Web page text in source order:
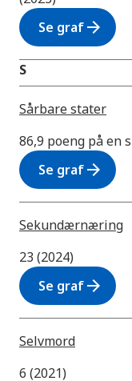
Se grafarrow_forward
S
Sårbare stater
86,9 poeng på en
Se grafarrow_forward
Sekundærnæring
23 (2024)
Se grafarrow_forward
Selvmord
6 (2021)